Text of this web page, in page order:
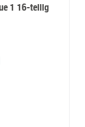
1 16-teilig